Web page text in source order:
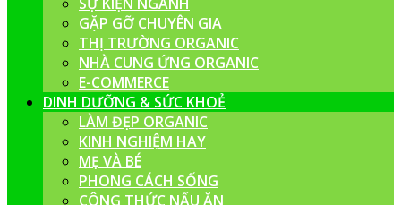
GẶP GỠ CHUYÊN GIA
THỊ TRƯỜNG ORGANIC
NHÀ CUNG ỨNG ORGANIC
E-COMMERCE
DINH DƯỠNG & SỨC KHOẺ
LÀM ĐẸP ORGANIC
KINH NGHIỆM HAY
MẸ VÀ BÉ
PHONG CÁCH SỐNG
CÔNG THỨC NẤU ĂN